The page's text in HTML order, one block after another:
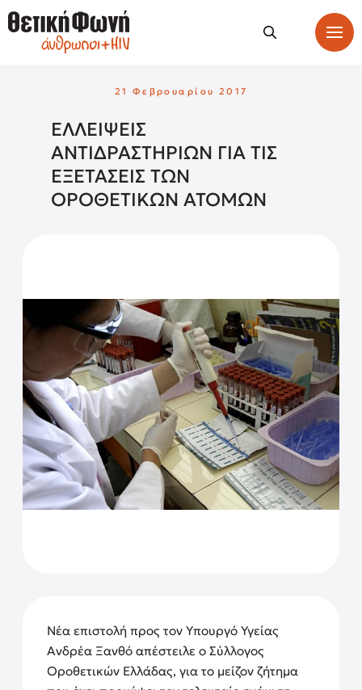
21 Φεβρουαρίου 2017
ΕΛΛΕΙΨΕΙΣ
ΑΝΤΙΔΡΑΣΤΗΡΙΩΝ ΓΙΑ ΤΙΣ
ΕΞΕΤΑΣΕΙΣ ΤΩΝ
ΟΡΟΘΕΤΙΚΩΝ ΑΤΟΜΩΝ
Νέα επιστολή προς τον Υπουργό Υγείας
Ανδρέα Ξανθό απέστειλε ο Σύλλογος
Οροθετικών Ελλάδας, για το μείζον ζήτημα